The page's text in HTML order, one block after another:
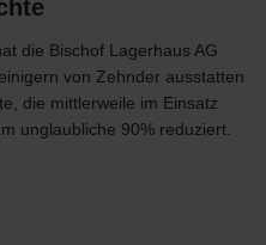
die Bischof Lagerhaus AG
von Zehnder ausstatten
die mittlerweile im Einsatz
unglaubliche 90% reduziert.